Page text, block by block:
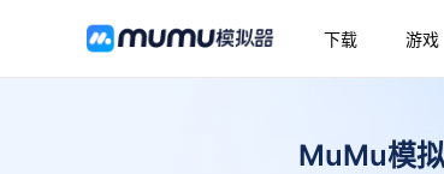
下载 游戏
MuMu模拟